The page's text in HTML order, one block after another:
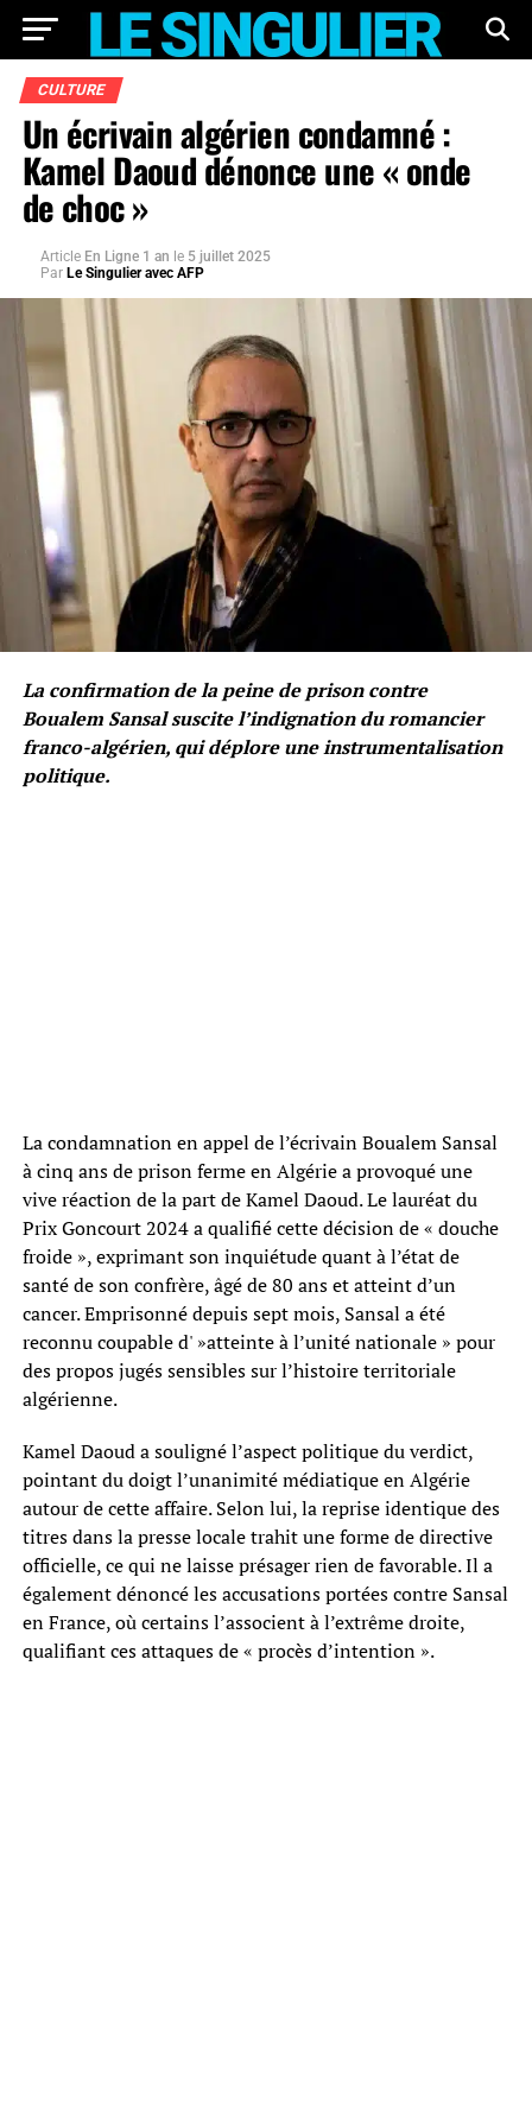
CULTURE
Un écrivain algérien condamné :
Kamel Daoud dénonce une « onde
de choc »
Article En Ligne 1 an le 5 juillet 2025
Par Le Singulier avec AFP
La confirmation de la peine de prison contre
Boualem Sansal suscite l’indignation du romancier
franco-algérien, qui déplore une instrumentalisation
politique.
La condamnation en appel de l’écrivain Boualem Sansal
à cinq ans de prison ferme en Algérie a provoqué une
vive réaction de la part de Kamel Daoud. Le lauréat du
Prix Goncourt 2024 a qualifié cette décision de « douche
froide », exprimant son inquiétude quant à l’état de
santé de son confrère, âgé de 80 ans et atteint d’un
cancer. Emprisonné depuis sept mois, Sansal a été
reconnu coupable d' »atteinte à l’unité nationale » pour
des propos jugés sensibles sur l’histoire territoriale
algérienne.
Kamel Daoud a souligné l’aspect politique du verdict,
pointant du doigt l’unanimité médiatique en Algérie
autour de cette affaire. Selon lui, la reprise identique des
titres dans la presse locale trahit une forme de directive
officielle, ce qui ne laisse présager rien de favorable. Il a
également dénoncé les accusations portées contre Sansal
en France, où certains l’associent à l’extrême droite,
qualifiant ces attaques de « procès d’intention ».